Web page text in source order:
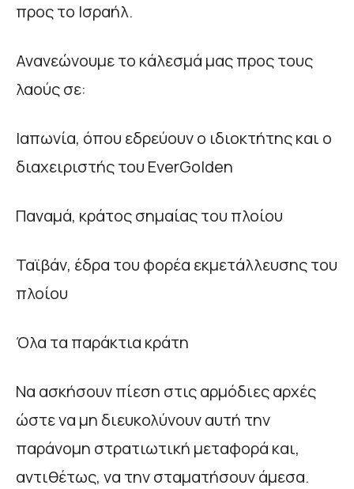
προς το Ισραήλ.
Ανανεώνουμε το κάλεσμά μας προς τους
λαούς σε:
Ιαπωνία, όπου εδρεύουν ο ιδιοκτήτης και ο
διαχειριστής του EverGolden
Παναμά, κράτος σημαίας του πλοίου
Ταϊβάν, έδρα του φορέα εκμετάλλευσης του
πλοίου
Όλα τα παράκτια κράτη
Να ασκήσουν πίεση στις αρμόδιες αρχές
ώστε να μη διευκολύνουν αυτή την
παράνομη στρατιωτική μεταφορά και,
αντιθέτως, να την σταματήσουν άμεσα.